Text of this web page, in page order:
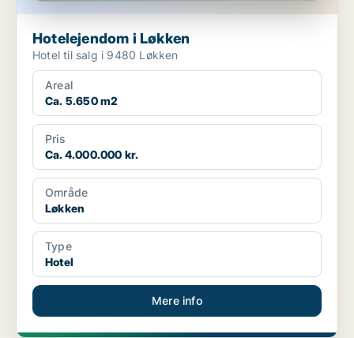
Hotelejendom i Løkken
Hotel til salg i 9480 Løkken
Areal
Ca. 5.650 m2
Pris
Ca. 4.000.000 kr.
Område
Løkken
Type
Hotel
Mere info